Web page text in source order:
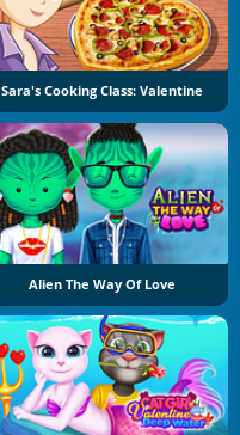
Sara's Cooking Class: Valentine
Alien The Way Of Love